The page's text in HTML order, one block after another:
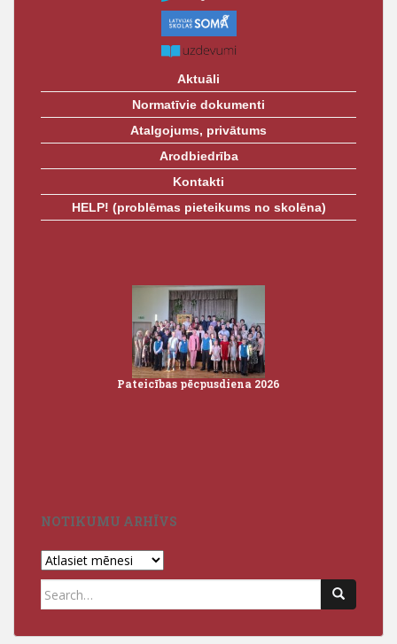
Aktuāli
Normatīvie dokumenti
Atalgojums, privātums
Arodbiedrība
Kontakti
HELP! (problēmas pieteikums no skolēna)
Pateicības pēcpusdiena 2026
NOTIKUMU ARHĪVS